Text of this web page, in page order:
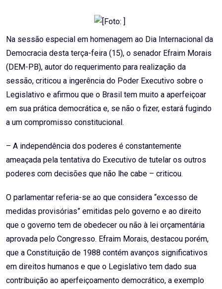
Na sessão especial em homenagem ao Dia Internacional da
Democracia desta terça-feira (15), o senador Efraim Morais
(DEM-PB), autor do requerimento para realização da
sessão, criticou a ingerência do Poder Executivo sobre o
Legislativo e afirmou que o Brasil tem muito a aperfeiçoar
em sua prática democrática e, se não o fizer, estará fugindo
a um compromisso constitucional.
– A independência dos poderes é constantemente
ameaçada pela tentativa do Executivo de tutelar os outros
poderes com decisões que não lhe cabe – criticou.
O parlamentar referia-se ao que considera “excesso de
medidas provisórias” emitidas pelo governo e ao direito
que o governo tem de obedecer ou não à lei orçamentária
aprovada pelo Congresso. Efraim Morais, destacou porém,
que a Constituição de 1988 contém avanços significativos
em direitos humanos e que o Legislativo tem dado sua
contribuição ao aperfeiçoamento democrático, a exemplo